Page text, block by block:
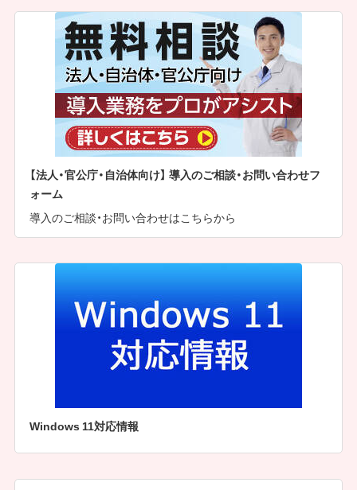
【法人・官公庁・自治体向け】 導入のご相談・お問い合わせフ
ォーム
導入のご相談・お問い合わせはこちらから
Windows 11対応情報